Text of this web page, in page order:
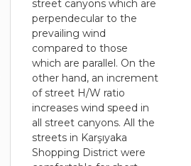
street canyons which are
perpendecular to the
prevailing wind
compared to those
which are parallel. On the
other hand, an increment
of street H/W ratio
increases wind speed in
all street canyons. All the
streets in Karşıyaka
Shopping District were